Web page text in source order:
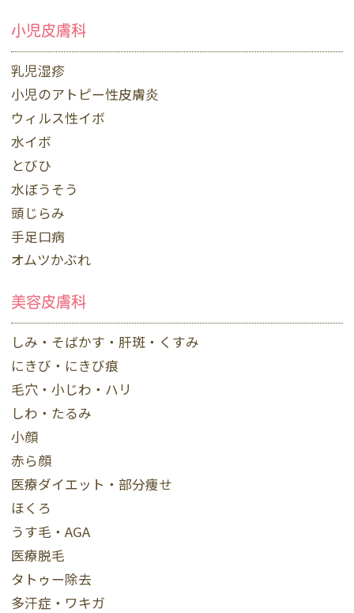
小児皮膚科
乳児湿疹
小児のアトピー性皮膚炎
ウィルス性イボ
水イボ
とびひ
水ぼうそう
頭じらみ
手足口病
オムツかぶれ
美容皮膚科
しみ・そばかす・肝斑・くすみ
にきび・にきび痕
毛穴・小じわ・ハリ
しわ・たるみ
小顔
赤ら顔
医療ダイエット・部分痩せ
ほくろ
うす毛・AGA
医療脱毛
タトゥー除去
多汗症・ワキガ